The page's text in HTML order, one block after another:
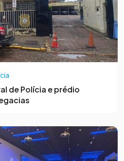
de Polícia e prédio